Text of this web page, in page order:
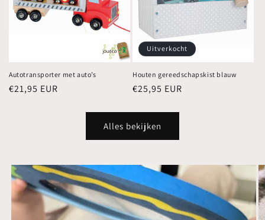
Autotransporter met auto’s
Normale
€21,95 EUR
Uitverkocht
Houten gereedschapskist blauw
Normale
€25,95 EUR
Alles bekijken